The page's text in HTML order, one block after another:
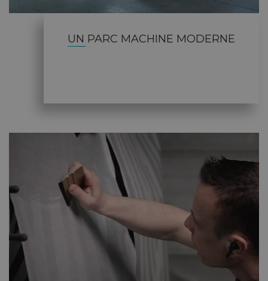
UN PARC MACHINE MODERNE